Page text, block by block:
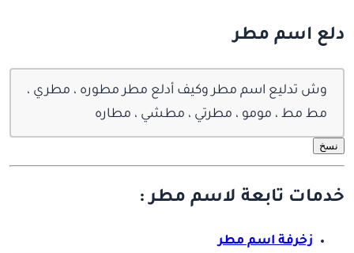
دلع اسم مطر
وش تدليع اسم مطر وكيف أدلع مطر مطوره ، مطري ،
مط مط ، مومو ، مطرتي ، مطشي ، مطاره
نسخ
خدمات تابعة لاسم مطر :
زخرفة اسم مطر